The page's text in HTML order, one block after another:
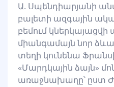
Ա. Սպենդիարյանի
բալետի ազգային
բեմում
միանգամայն նոր
տեղի կունենա
«Մարդկային ձայն»
առաջնախաղը՝ ըստ